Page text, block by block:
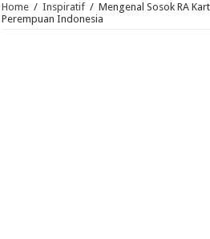
Home / Inspiratif / Mengenal Sosok RA
Perempuan Indonesia